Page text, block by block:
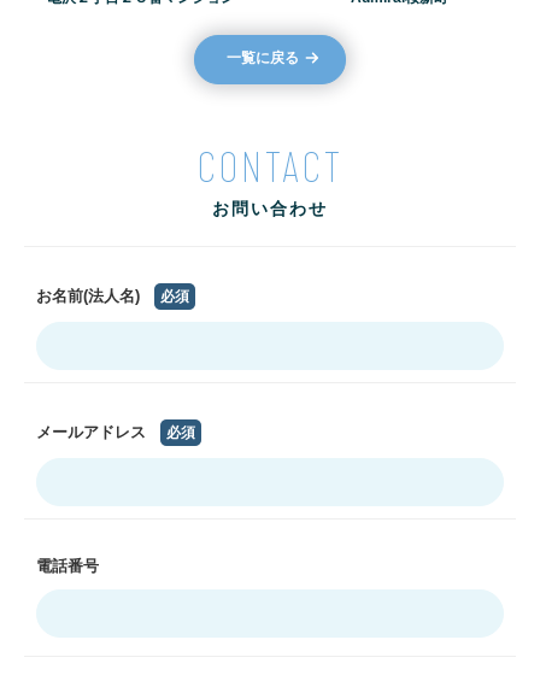
一覧に戻る
CONTACT
お問い合わせ
お名前(法人名) 必須
メールアドレス 必須
電話番号